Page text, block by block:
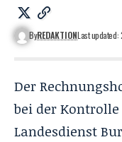
ByREDAKTIONLast
Der
bei der
Landesdienst